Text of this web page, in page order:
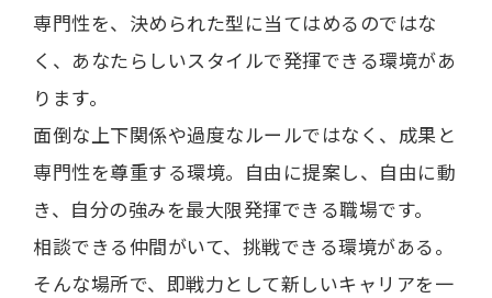
専門性を、決められた型に当てはめるのではな
く、あなたらしいスタイルで発揮できる環境があ
ります。
面倒な上下関係や過度なルールではなく、成果と
専門性を尊重する環境。自由に提案し、自由に動
き、自分の強みを最大限発揮できる職場です。
相談できる仲間がいて、挑戦できる環境がある。
そんな場所で、即戦力として新しいキャリアを一